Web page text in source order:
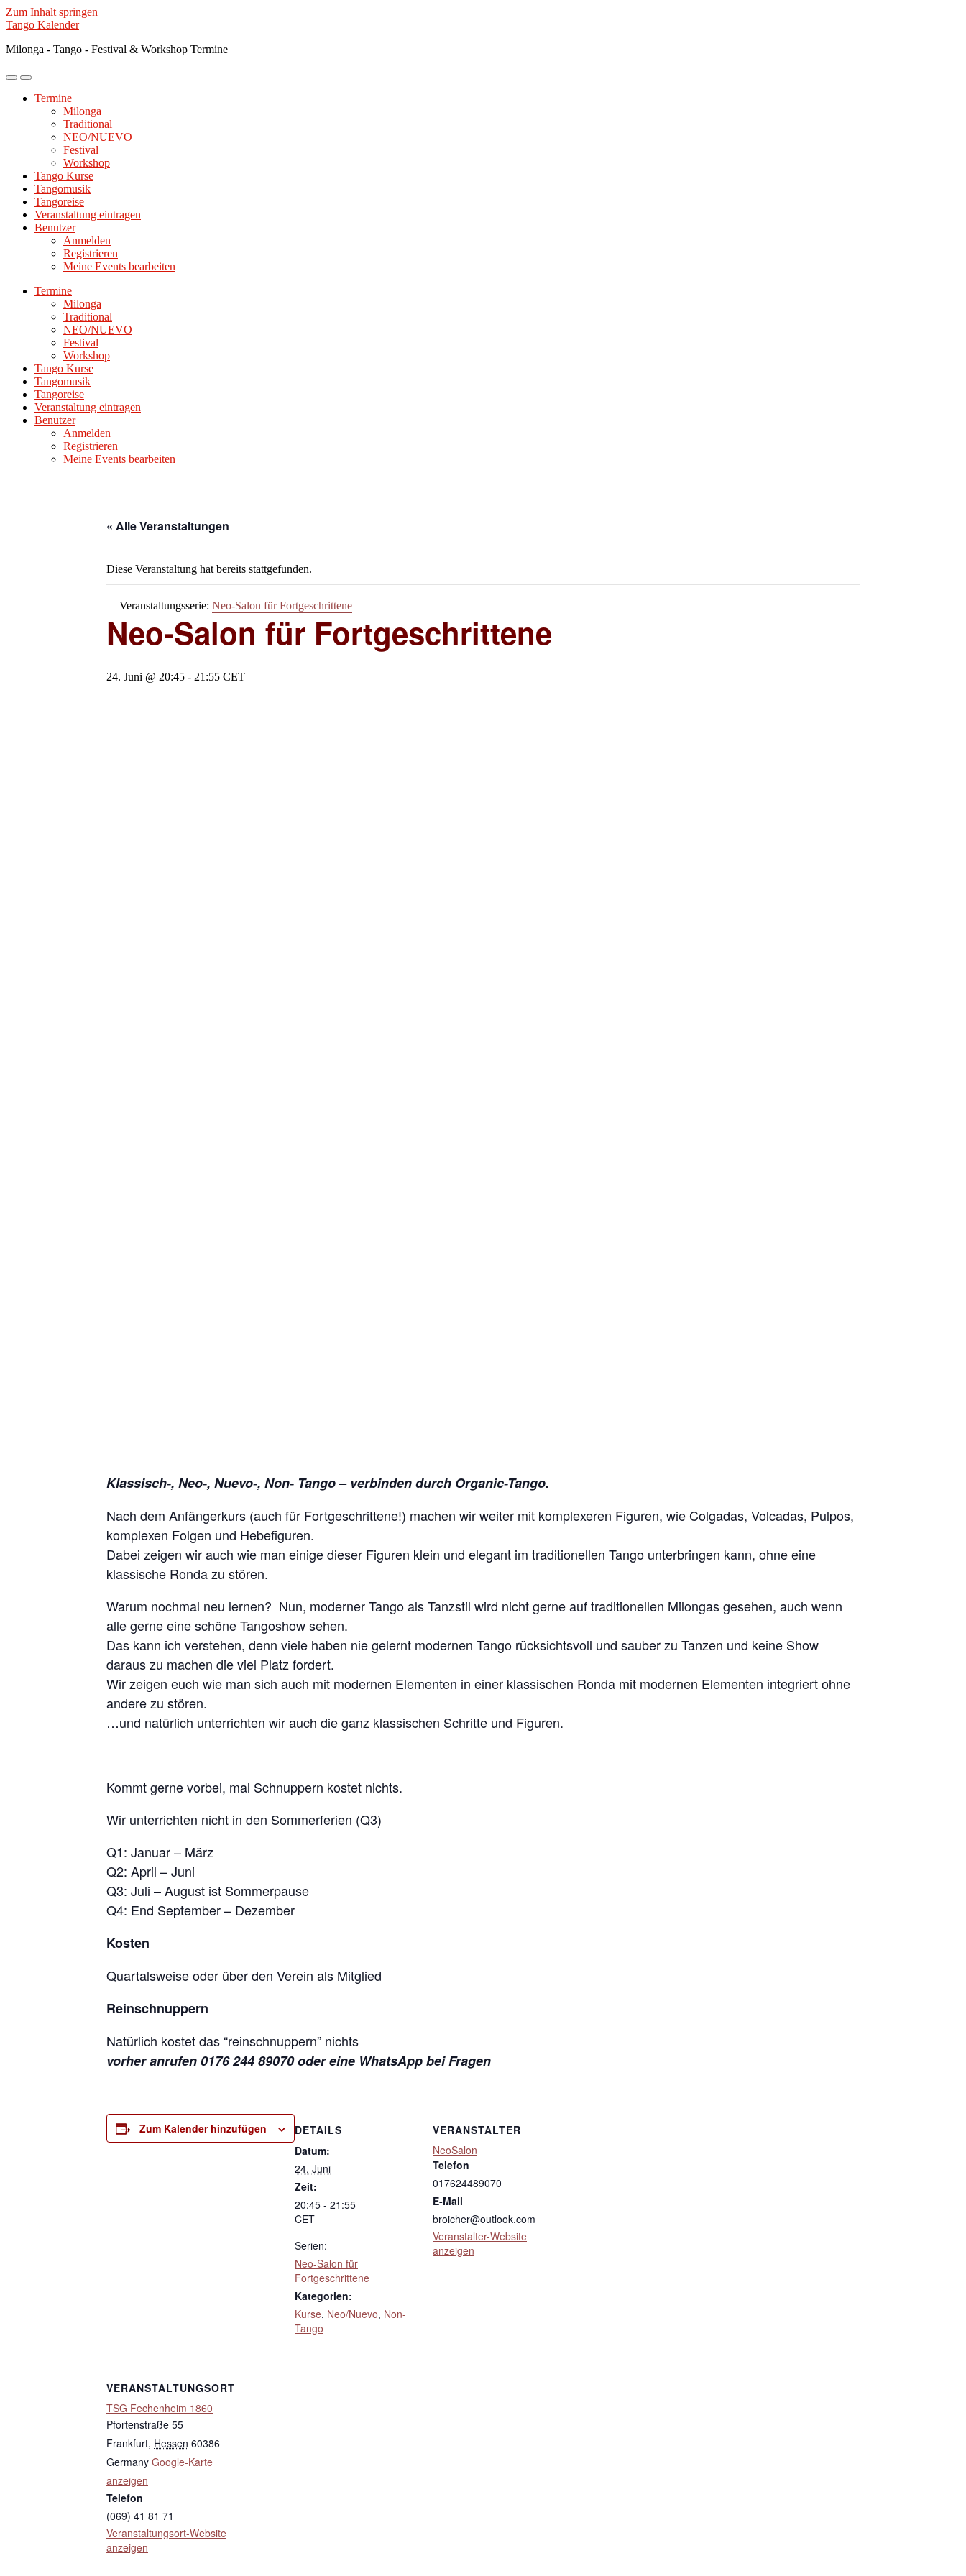
Zum Inhalt springen
Tango Kalender
Milonga - Tango - Festival & Workshop Termine
Mobile-
ein-/ausblenden
Suchfeld
ein-/ausblenden
Termine
Milonga
Traditional
NEO/NUEVO
Festival
Workshop
Tango Kurse
Tangomusik
Tangoreise
Veranstaltung eintragen
Benutzer
Anmelden
Registrieren
Meine Events bearbeiten
Termine
Milonga
Traditional
NEO/NUEVO
Festival
Workshop
Tango Kurse
Tangomusik
Tangoreise
Veranstaltung eintragen
Benutzer
Anmelden
Registrieren
Meine Events bearbeiten
« Alle Veranstaltungen
Diese Veranstaltung hat bereits stattgefunden.
Veranstaltungsserie: Neo-Salon für Fortgeschrittene
Neo-Salon für Fortgeschrittene
24. Juni @ 20:45 - 21:55 CET
Klassisch-, Neo-, Nuevo-, Non- Tango – verbinden durch Organic-Tango.
Nach dem Anfängerkurs (auch für Fortgeschrittene!) machen wir weiter mit komplexeren Figuren, wie Colgadas, Volcadas, Pulpos,
komplexen Folgen und Hebefiguren.
Dabei zeigen wir auch wie man einige dieser Figuren klein und elegant im traditionellen Tango unterbringen kann, ohne eine
klassische Ronda zu stören.
Warum nochmal neu lernen? Nun, moderner Tango als Tanzstil wird nicht gerne auf traditionellen Milongas gesehen, auch wenn
alle gerne eine schöne Tangoshow sehen.
Das kann ich verstehen, denn viele haben nie gelernt modernen Tango rücksichtsvoll und sauber zu Tanzen und keine Show
daraus zu machen die viel Platz fordert.
Wir zeigen euch wie man sich auch mit modernen Elementen in einer klassischen Ronda mit modernen Elementen integriert ohne
andere zu stören.
…und natürlich unterrichten wir auch die ganz klassischen Schritte und Figuren.
Kommt gerne vorbei, mal Schnuppern kostet nichts.
Wir unterrichten nicht in den Sommerferien (Q3)
Q1: Januar – März
Q2: April – Juni
Q3: Juli – August ist Sommerpause
Q4: End September – Dezember
Kosten
Quartalsweise oder über den Verein als Mitglied
Reinschnuppern
Natürlich kostet das “reinschnuppern” nichts
vorher anrufen 0176 244 89070 oder eine WhatsApp bei Fragen
Zum Kalender hinzufügen
DETAILS
Datum:
24. Juni
Zeit:
20:45 - 21:55
CET
Serien:
Neo-Salon für
Fortgeschrittene
Kategorien:
Kurse, Neo/Nuevo, Non-
Tango
VERANSTALTER
NeoSalon
Telefon
017624489070
E-Mail
broicher@outlook.com
Veranstalter-Website
anzeigen
VERANSTALTUNGSORT
TSG Fechenheim 1860
Pfortenstraße 55
Frankfurt, Hessen 60386
Germany Google-Karte
anzeigen
Telefon
(069) 41 81 71
Veranstaltungsort-Website
anzeigen